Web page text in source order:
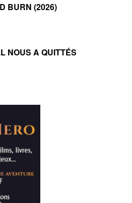
BURN (2026)
NOUS A QUITTÉS